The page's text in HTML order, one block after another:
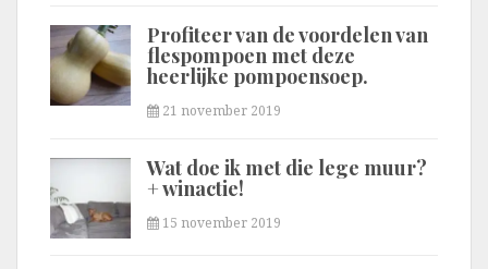
Profiteer van de voordelen van
flespompoen met deze
heerlijke pompoensoep.
21 november 2019
Wat doe ik met die lege muur?
+ winactie!
15 november 2019